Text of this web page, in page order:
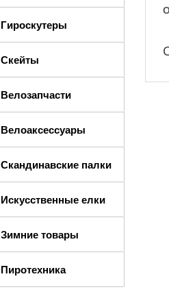
Гироскутеры
Скейты
Велозапчасти
Велоаксессуары
Скандинавские палки
Искусственные елки
Зимние товары
Пиротехника